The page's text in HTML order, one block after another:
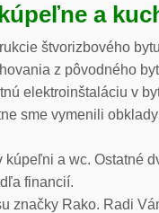
a
štvorizbového
z pôvodného
elektroinštaláciu v
sme vymenili
kúpeľni a wc. Ostatné
financií.
značky Rako. Radi